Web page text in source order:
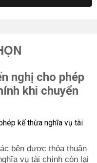
nghị cho phép
khi chuyển
bên được thỏa thuận
vụ tài chính còn lại